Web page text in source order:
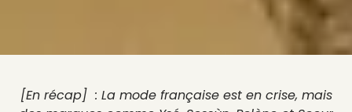
[En récap] : La mode française est en crise, mais